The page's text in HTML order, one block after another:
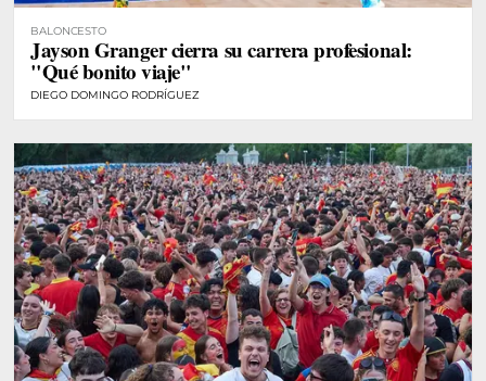
BALONCESTO
Jayson Granger cierra su carrera profesional:
"Qué bonito viaje"
DIEGO DOMINGO RODRÍGUEZ